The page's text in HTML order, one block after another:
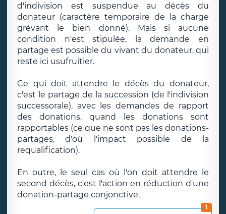
d'indivision est suspendue au décès du
donateur (caractère temporaire de la charge
grévant le bien donné). Mais si aucune
condition n'est stipulée, la demande en
partage est possible du vivant du donateur, qui
reste ici usufruitier.
Ce qui doit attendre le décès du donateur,
c'est le partage de la succession (de l'indivision
successorale), avec les demandes de rapport
des donations, quand les donations sont
rapportables (ce que ne sont pas les donations-
partages, d'où l'impact possible de la
requalification).
En outre, le seul cas où l'on doit attendre le
second décès, c'est l'action en réduction d'une
donation-partage conjonctive.
1